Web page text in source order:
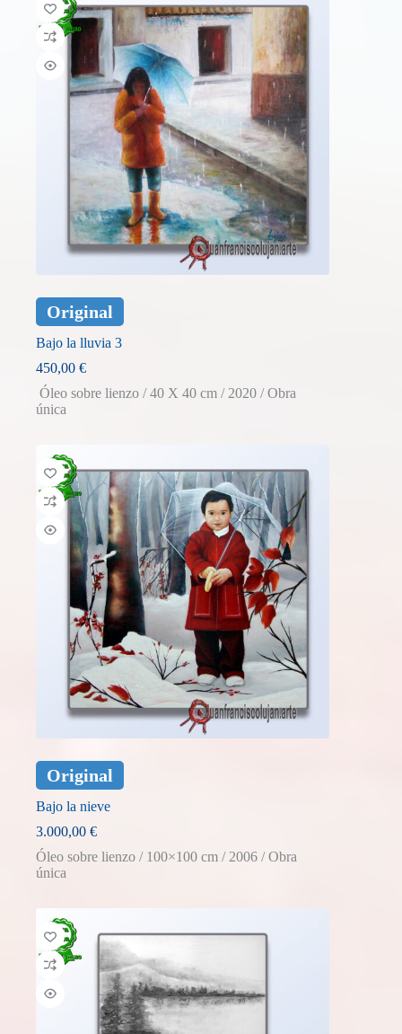
Original
Bajo la lluvia 3
450,00 €
Óleo sobre lienzo / 40 X 40 cm / 2020 / Obra
única
Original
Bajo la nieve
3.000,00 €
Óleo sobre lienzo / 100×100 cm / 2006 / Obra
única